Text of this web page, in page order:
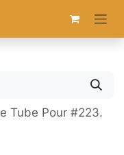
Tube Pour #223.